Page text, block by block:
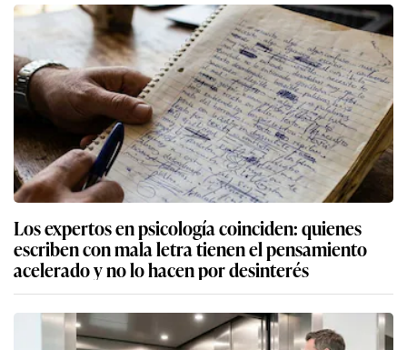
Los expertos en psicología coinciden: quienes
escriben con mala letra tienen el pensamiento
acelerado y no lo hacen por desinterés